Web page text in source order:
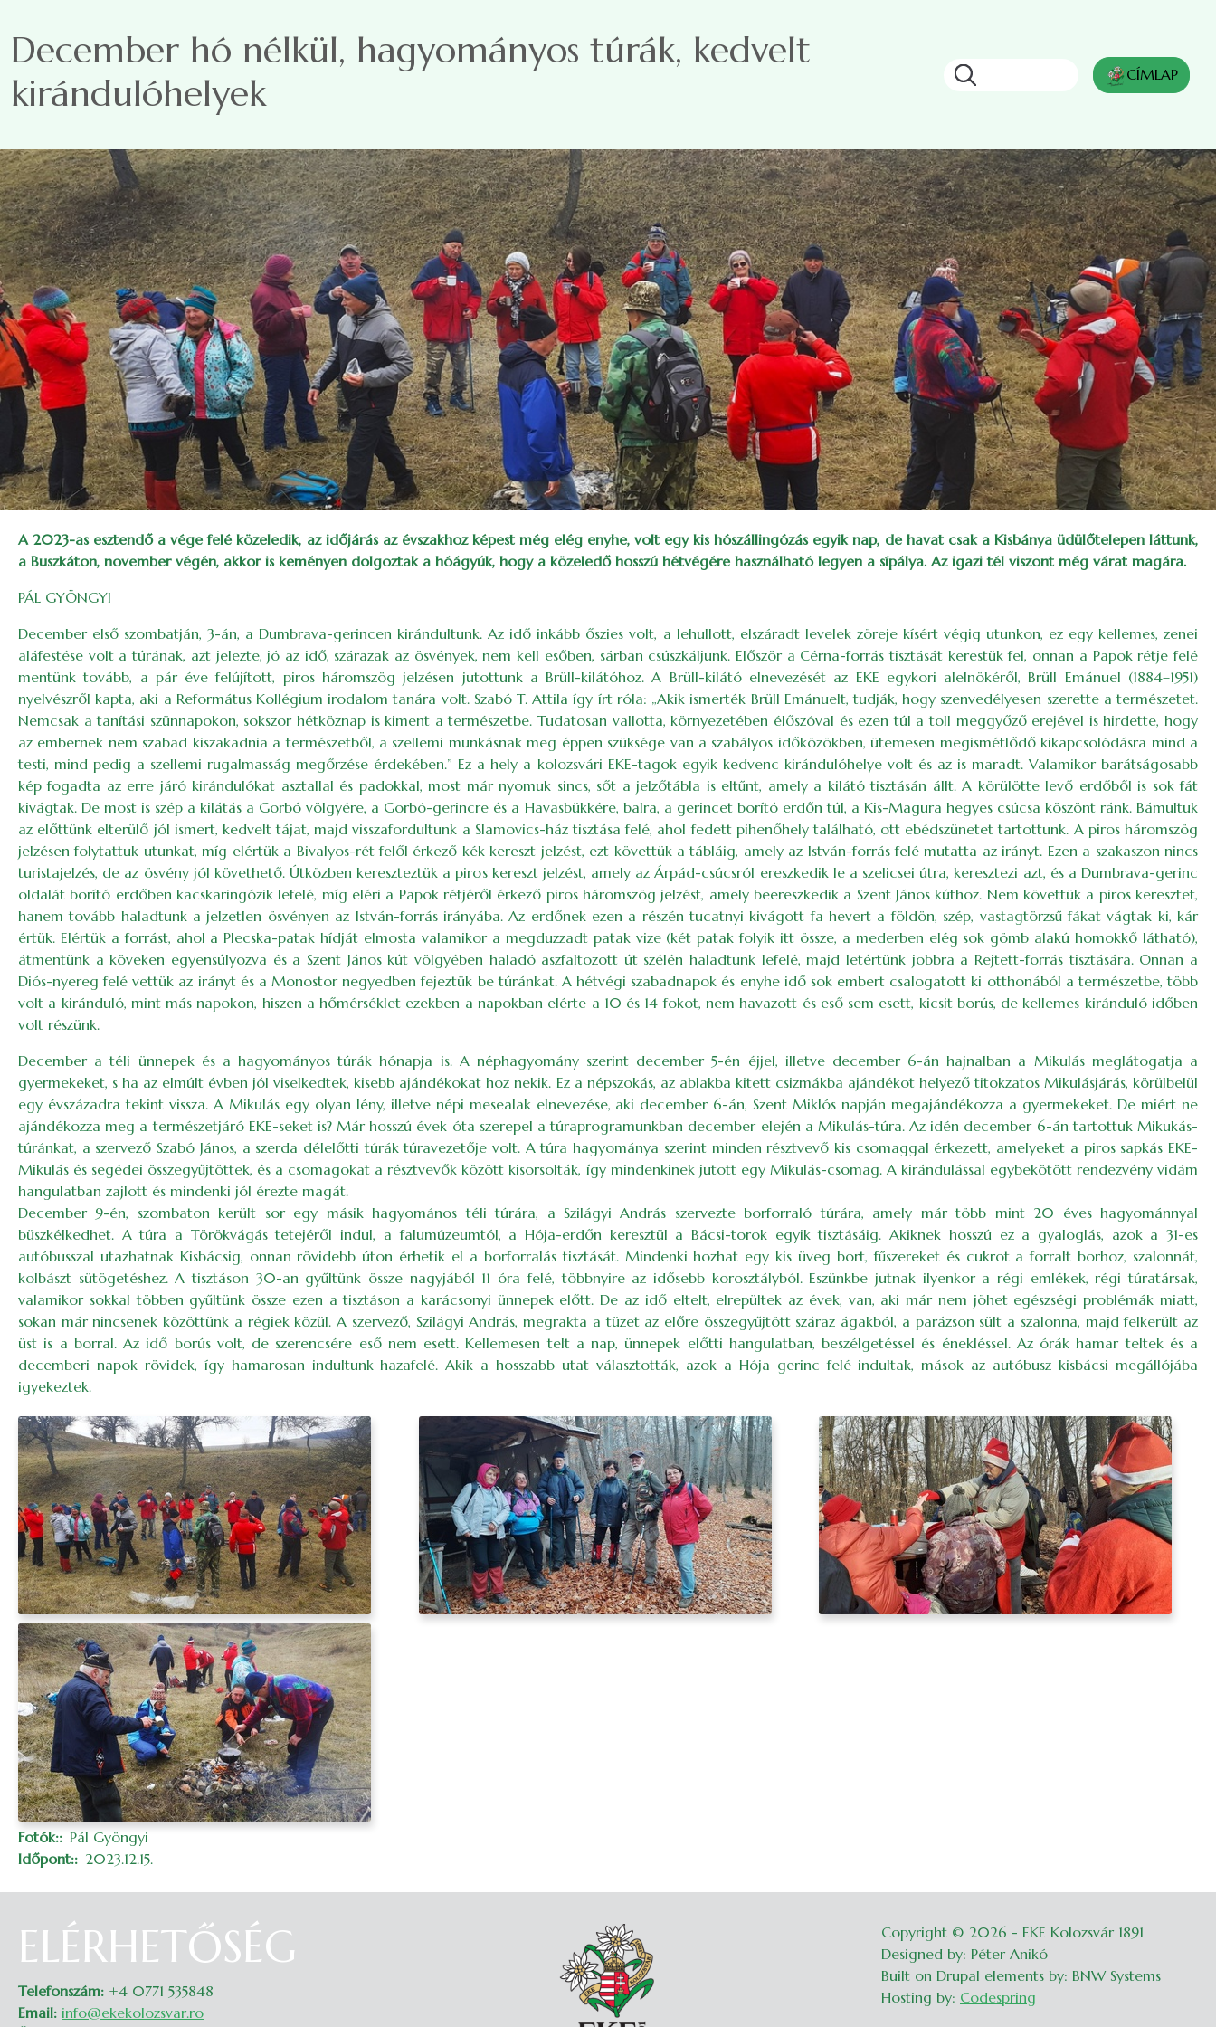
December hó nélkül, hagyományos túrák, kedvelt
kirándulóhelyek
CÍMLAP
A 2023-as esztendő a vége felé közeledik, az időjárás az évszakhoz képest még elég enyhe, volt egy kis hószállingózás egyik nap, de havat csak a Kisbánya üdülőtelepen láttunk,
a Buszkáton, november végén, akkor is keményen dolgoztak a hóágyúk, hogy a közeledő hosszú hétvégére használható legyen a sípálya. Az igazi tél viszont még várat magára.
PÁL GYÖNGYI
December első szombatján, 3-án, a Dumbrava-gerincen kirándultunk. Az idő inkább őszies volt, a lehullott, elszáradt levelek zöreje kísért végig utunkon, ez egy kellemes, zenei
aláfestése volt a túrának, azt jelezte, jó az idő, szárazak az ösvények, nem kell esőben, sárban csúszkáljunk. Először a Cérna-forrás tisztását kerestük fel, onnan a Papok rétje felé
mentünk tovább, a pár éve felújított, piros háromszög jelzésen jutottunk a Brüll-kilátóhoz. A Brüll-kilátó elnevezését az EKE egykori alelnökéről, Brüll Emánuel (1884–1951)
nyelvészről kapta, aki a Református Kollégium irodalom tanára volt. Szabó T. Attila így írt róla: „Akik ismerték Brüll Emánuelt, tudják, hogy szenvedélyesen szerette a természetet.
Nemcsak a tanítási szünnapokon, sokszor hétköznap is kiment a természetbe. Tudatosan vallotta, környezetében élőszóval és ezen túl a toll meggyőző erejével is hirdette, hogy
az embernek nem szabad kiszakadnia a természetből, a szellemi munkásnak meg éppen szüksége van a szabályos időközökben, ütemesen megismétlődő kikapcsolódásra mind a
testi, mind pedig a szellemi rugalmasság megőrzése érdekében.” Ez a hely a kolozsvári EKE-tagok egyik kedvenc kirándulóhelye volt és az is maradt. Valamikor barátságosabb
kép fogadta az erre járó kirándulókat asztallal és padokkal, most már nyomuk sincs, sőt a jelzőtábla is eltűnt, amely a kilátó tisztásán állt. A körülötte levő erdőből is sok fát
kivágtak. De most is szép a kilátás a Gorbó völgyére, a Gorbó-gerincre és a Havasbükkére, balra, a gerincet borító erdőn túl, a Kis-Magura hegyes csúcsa köszönt ránk. Bámultuk
az előttünk elterülő jól ismert, kedvelt tájat, majd visszafordultunk a Slamovics-ház tisztása felé, ahol fedett pihenőhely található, ott ebédszünetet tartottunk. A piros háromszög
jelzésen folytattuk utunkat, míg elértük a Bivalyos-rét felől érkező kék kereszt jelzést, ezt követtük a tábláig, amely az István-forrás felé mutatta az irányt. Ezen a szakaszon nincs
turistajelzés, de az ösvény jól követhető. Útközben kereszteztük a piros kereszt jelzést, amely az Árpád-csúcsról ereszkedik le a szelicsei útra, keresztezi azt, és a Dumbrava-gerinc
oldalát borító erdőben kacskaringózik lefelé, míg eléri a Papok rétjéről érkező piros háromszög jelzést, amely beereszkedik a Szent János kúthoz. Nem követtük a piros keresztet,
hanem tovább haladtunk a jelzetlen ösvényen az István-forrás irányába. Az erdőnek ezen a részén tucatnyi kivágott fa hevert a földön, szép, vastagtörzsű fákat vágtak ki, kár
értük. Elértük a forrást, ahol a Plecska-patak hídját elmosta valamikor a megduzzadt patak vize (két patak folyik itt össze, a mederben elég sok gömb alakú homokkő látható),
átmentünk a köveken egyensúlyozva és a Szent János kút völgyében haladó aszfaltozott út szélén haladtunk lefelé, majd letértünk jobbra a Rejtett-forrás tisztására. Onnan a
Diós-nyereg felé vettük az irányt és a Monostor negyedben fejeztük be túránkat. A hétvégi szabadnapok és enyhe idő sok embert csalogatott ki otthonából a természetbe, több
volt a kiránduló, mint más napokon, hiszen a hőmérséklet ezekben a napokban elérte a 10 és 14 fokot, nem havazott és eső sem esett, kicsit borús, de kellemes kiránduló időben
volt részünk.
December a téli ünnepek és a hagyományos túrák hónapja is. A néphagyomány szerint december 5-én éjjel, illetve december 6-án hajnalban a Mikulás meglátogatja a
gyermekeket, s ha az elmúlt évben jól viselkedtek, kisebb ajándékokat hoz nekik. Ez a népszokás, az ablakba kitett csizmákba ajándékot helyező titokzatos Mikulásjárás, körülbelül
egy évszázadra tekint vissza. A Mikulás egy olyan lény, illetve népi mesealak elnevezése, aki december 6-án, Szent Miklós napján megajándékozza a gyermekeket. De miért ne
ajándékozza meg a természetjáró EKE-seket is? Már hosszú évek óta szerepel a túraprogramunkban december elején a Mikulás-túra. Az idén december 6-án tartottuk Mikukás-
túránkat, a szervező Szabó János, a szerda délelőtti túrák túravezetője volt. A túra hagyománya szerint minden résztvevő kis csomaggal érkezett, amelyeket a piros sapkás EKE-
Mikulás és segédei összegyűjtöttek, és a csomagokat a résztvevők között kisorsolták, így mindenkinek jutott egy Mikulás-csomag. A kirándulással egybekötött rendezvény vidám
hangulatban zajlott és mindenki jól érezte magát.
December 9-én, szombaton került sor egy másik hagyomános téli túrára, a Szilágyi András szervezte borforraló túrára, amely már több mint 20 éves hagyománnyal
büszkélkedhet. A túra a Törökvágás tetejéről indul, a falumúzeumtól, a Hója-erdőn keresztül a Bácsi-torok egyik tisztásáig. Akiknek hosszú ez a gyaloglás, azok a 31-es
autóbusszal utazhatnak Kisbácsig, onnan rövidebb úton érhetik el a borforralás tisztását. Mindenki hozhat egy kis üveg bort, fűszereket és cukrot a forralt borhoz, szalonnát,
kolbászt sütögetéshez. A tisztáson 30-an gyűltünk össze nagyjából 11 óra felé, többnyire az idősebb korosztályból. Eszünkbe jutnak ilyenkor a régi emlékek, régi túratársak,
valamikor sokkal többen gyűltünk össze ezen a tisztáson a karácsonyi ünnepek előtt. De az idő eltelt, elrepültek az évek, van, aki már nem jöhet egészségi problémák miatt,
sokan már nincsenek közöttünk a régiek közül. A szervező, Szilágyi András, megrakta a tüzet az előre összegyűjtött száraz ágakból, a parázson sült a szalonna, majd felkerült az
üst is a borral. Az idő borús volt, de szerencsére eső nem esett. Kellemesen telt a nap, ünnepek előtti hangulatban, beszélgetéssel és énekléssel. Az órák hamar teltek és a
decemberi napok rövidek, így hamarosan indultunk hazafelé. Akik a hosszabb utat választották, azok a Hója gerinc felé indultak, mások az autóbusz kisbácsi megállójába
igyekeztek.
Fotók: Pál Gyöngyi
Időpont:
2023.12.15.
ELÉRHETŐSÉG
Telefonszám: +4 0771 535848
Email: info@ekekolozsvar.ro
Copyright © 2026 - EKE Kolozsvár 1891
Designed by: Péter Anikó
Built on Drupal elements by: BNW Systems
Hosting by: Codespring